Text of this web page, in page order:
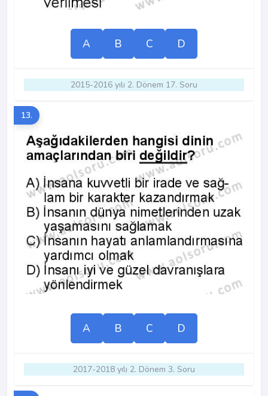
A B C D
2015-2016 yılı 2. Dönem 17. Soru
13.
A B C D
2017-2018 yılı 2. Dönem 3. Soru